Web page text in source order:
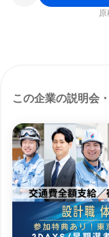
原
この企業の説明会